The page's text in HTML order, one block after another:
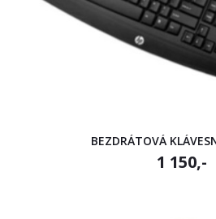
BEZDRÁTOVÁ
1 150,-